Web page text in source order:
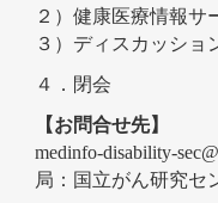
２）健康医療情報サ
３）ディスカッショ
４．閉会
【お問合せ先】
medinfo-disability-
局：国立がん研究セ